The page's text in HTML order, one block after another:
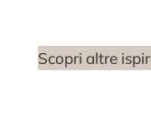
Scopri altre